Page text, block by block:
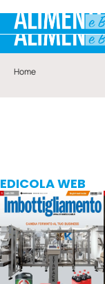
Home
EDICOLA WEB